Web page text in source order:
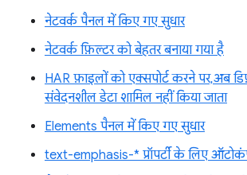
नेटवर्क पैनल में किए गए सुधार
नेटवर्क फ़िल्टर को बेहतर बनाया गया है
HAR फ़ाइलों को एक्सपोर्ट करने पर, अब
संवेदनशील डेटा शामिल नहीं किया जाता
Elements पैनल में किए गए सुधार
text-emphasis-* प्रॉपर्टी के लिए